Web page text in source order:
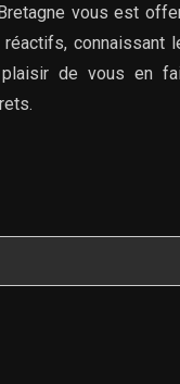
vous est
connaissant
de vous en